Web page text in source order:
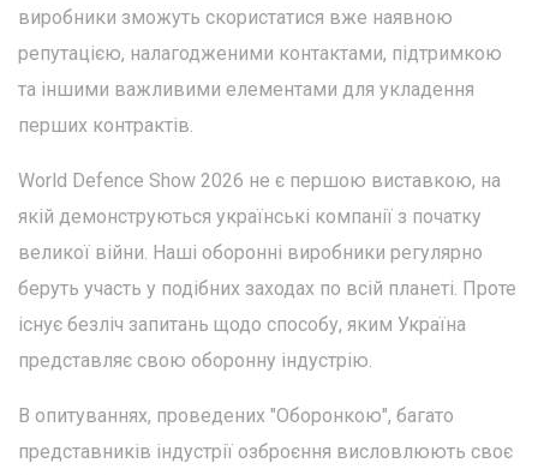
виробники зможуть скористатися вже наявною
репутацією, налагодженими контактами, підтримкою
та іншими важливими елементами для укладення
перших контрактів.
World Defence Show 2026 не є першою виставкою, на
якій демонструються українські компанії з початку
великої війни. Наші оборонні виробники регулярно
беруть участь у подібних заходах по всій планеті. Проте
існує безліч запитань щодо способу, яким Україна
представляє свою оборонну індустрію.
В опитуваннях, проведених "Оборонкою", багато
представників індустрії озброєння висловлюють своє